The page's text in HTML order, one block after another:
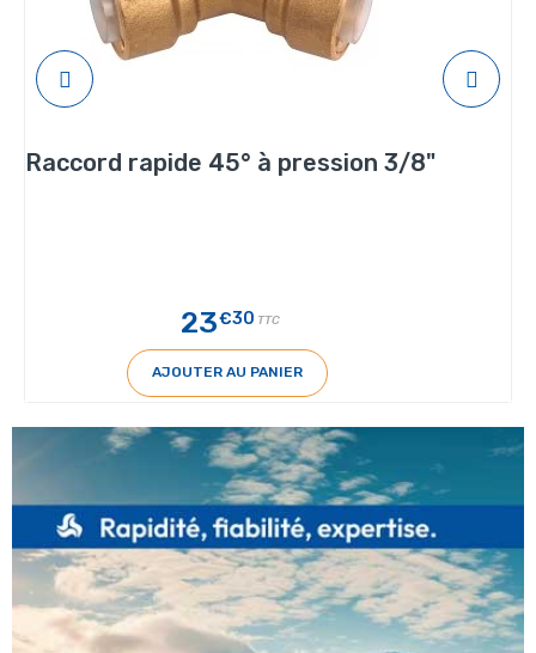
Raccord rapide 45° à pression 3/8"
23€30 TTC
AJOUTER AU PANIER